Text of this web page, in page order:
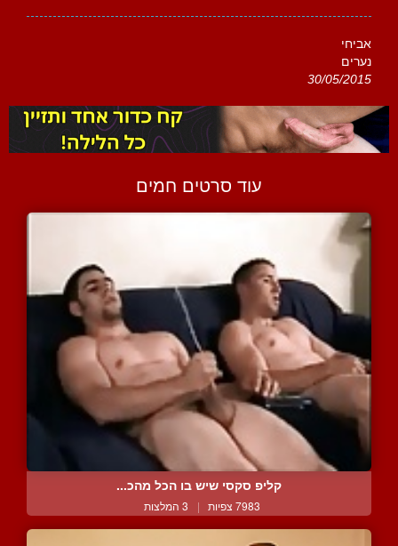
אביחי
נערים
30/05/2015
עוד סרטים חמים
קליפ סקסי שיש בו הכל מהכ...
7983 צפיות | 3 המלצות